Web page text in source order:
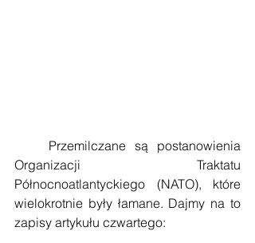
Przemilczane są postanowienia
Organizacji Traktatu
Północnoatlantyckiego (NATO), które
wielokrotnie były łamane. Dajmy na to
zapisy artykułu czwartego: